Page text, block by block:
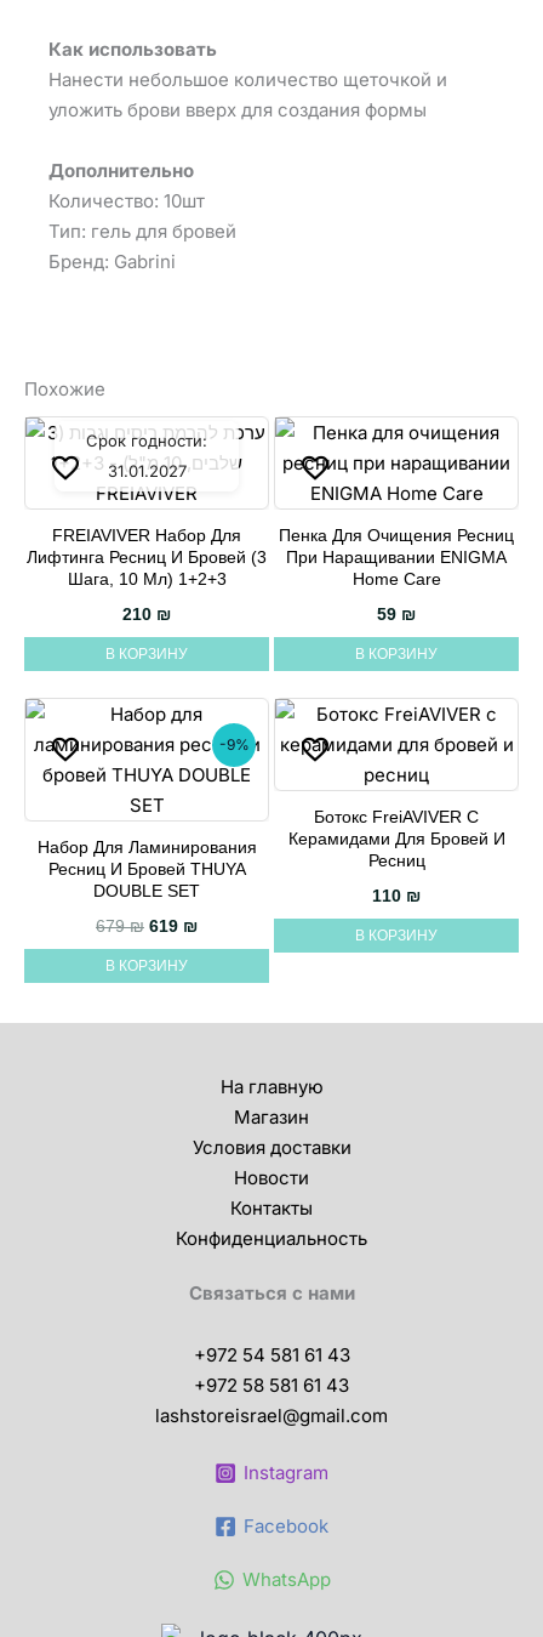
Как использовать
Нанести небольшое количество щеточкой и
уложить брови вверх для создания формы
Дополнительно
Количество: 10шт
Тип: гель для бровей
Бренд: Gabrini
Похожие
Срок годности:
31.01.2027
FREIAVIVER Набор Для
Лифтинга Ресниц И Бровей (3
Шага, 10 Мл) 1+2+3
210 ₪
В КОРЗИНУ
Пенка Для Очищения Ресниц
При Наращивании ENIGMA
Home Care
59 ₪
В КОРЗИНУ
-9%
Набор Для Ламинирования
Ресниц И Бровей THUYA
DOUBLE SET
679₪ Первоначальная цена составляла 679 ₪.
619 ₪Текущая цена: 619 ₪.
В КОРЗИНУ
Ботокс FreiAVIVER С
Керамидами Для Бровей И
Ресниц
110 ₪
В КОРЗИНУ
На главную
Магазин
Условия доставки
Новости
Контакты
Конфиденциальность
Связаться с нами
+972 54 581 61 43
+972 58 581 61 43
lashstoreisrael@gmail.com
Instagram
Facebook
WhatsApp